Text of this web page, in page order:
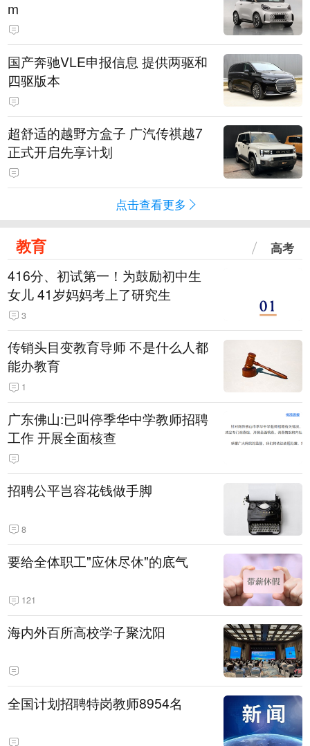
m
国产奔驰VLE申报信息 提供两驱和
四驱版本
超舒适的越野方盒子 广汽传祺越7
正式开启先享计划
点击查看更多
教育 高考
416分、初试第一！为鼓励初中生
女儿 41岁妈妈考上了研究生
3
传销头目变教育导师 不是什么人都
能办教育
1
广东佛山:已叫停季华中学教师招聘
工作 开展全面核查
招聘公平岂容花钱做手脚
8
要给全体职工"应休尽休"的底气
121
海内外百所高校学子聚沈阳
全国计划招聘特岗教师8954名